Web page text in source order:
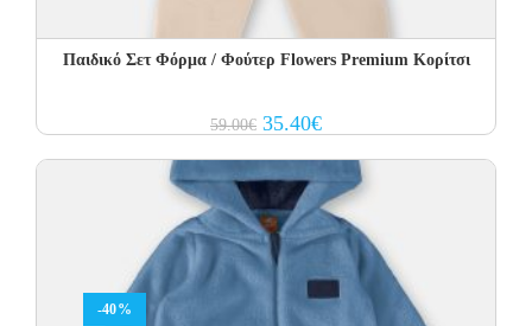
Παιδικό Σετ Φόρμα / Φούτερ Flowers Premium Κορίτσι
59.00€ Original
price
35.40€Current
price
35.40€.
-40%